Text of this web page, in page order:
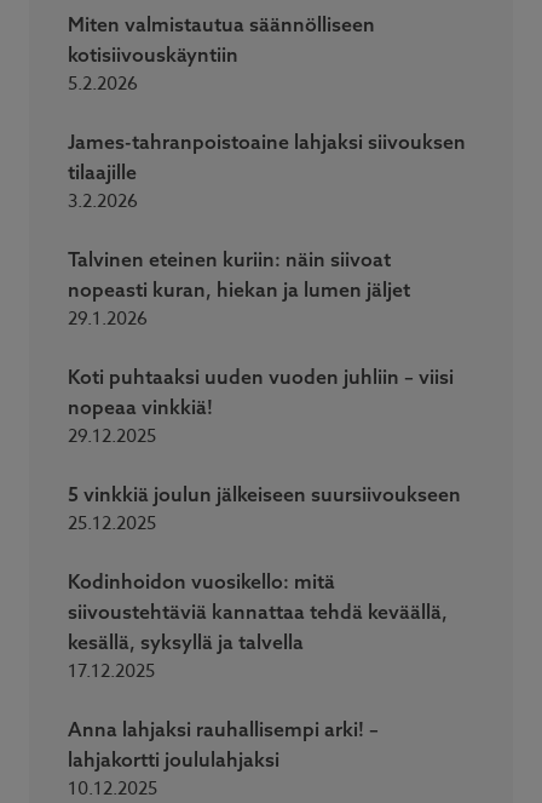
Miten valmistautua säännölliseen
kotisiivouskäyntiin
5.2.2026
James-tahranpoistoaine lahjaksi siivouksen
tilaajille
3.2.2026
Talvinen eteinen kuriin: näin siivoat
nopeasti kuran, hiekan ja lumen jäljet
29.1.2026
Koti puhtaaksi uuden vuoden juhliin – viisi
nopeaa vinkkiä!
29.12.2025
5 vinkkiä joulun jälkeiseen suursiivoukseen
25.12.2025
Kodinhoidon vuosikello: mitä
siivoustehtäviä kannattaa tehdä keväällä,
kesällä, syksyllä ja talvella
17.12.2025
Anna lahjaksi rauhallisempi arki! –
lahjakortti joululahjaksi
10.12.2025